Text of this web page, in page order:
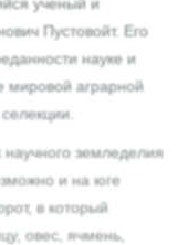
Пустовойт. Его
науке и
мировой аграрной
земледелия
и на юге
в который
овес, ячмень,